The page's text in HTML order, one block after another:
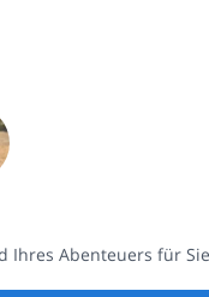
Ihres Abenteuers für